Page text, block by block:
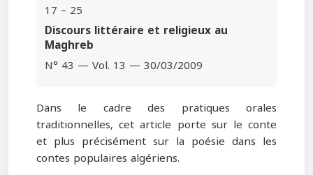
17 – 25
Discours littéraire et religieux au
Maghreb
N° 43 — Vol. 13 — 30/03/2009
Dans le cadre des pratiques orales
traditionnelles, cet article porte sur le conte
et plus précisément sur la poésie dans les
contes populaires algériens.